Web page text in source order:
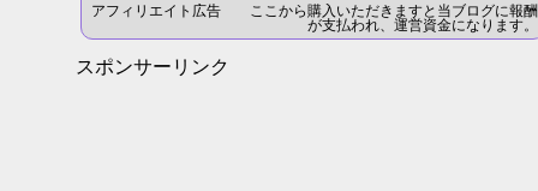
アフィリエイト広告 ここから購入いただきますと当ブログに報酬
が支払われ、運営資金になります。
スポンサーリンク